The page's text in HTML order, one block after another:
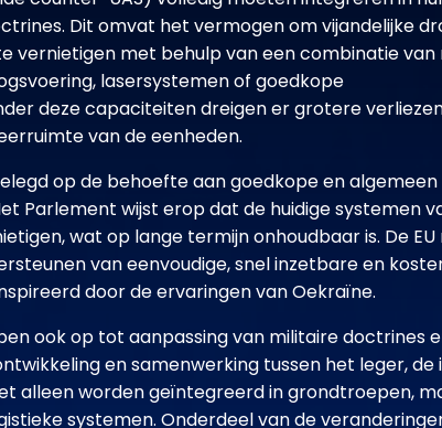
Dit omvat het vermogen om vijandelijke
vernietigen met behulp van een combinatie van
lasersystemen of goedkope
deze capaciteiten dreigen er grotere
van de eenheden.
op de behoefte aan goedkope en
Parlement wijst erop dat de huidige systemen
wat op lange termijn onhoudbaar is. De
van eenvoudige, snel inzetbare en
door de ervaringen van Oekraïne.
ook op tot aanpassing van militaire doctrines
en samenwerking tussen het leger, de
alleen worden geïntegreerd in grondtroepen,
systemen. Onderdeel van de